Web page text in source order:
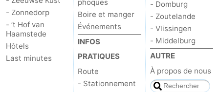
Nature
Oosterschelde
-
Burgh
Haamstede
-
Nature
Walcheren
- Zonnedorp
- ’t Hof van
Haamstede
Hôtels
Last minutes
phoques
Boire et manger
Événements
INFOS
PRATIQUES
Route
- Stationnement
- Domburg
- Zoutelande
- Vlissingen
- Middelburg
AUTRE
À propos de nous